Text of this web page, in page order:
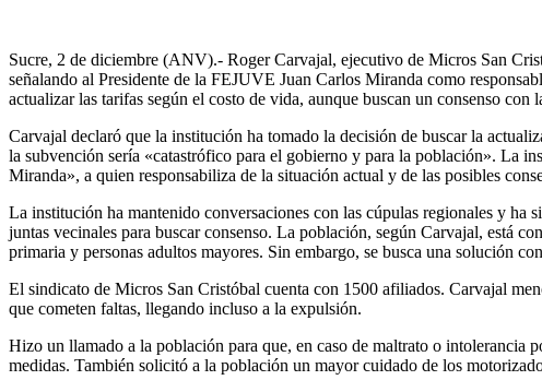
Sucre, 2 de diciembre (ANV).- Roger Carvajal, ejecutivo de Micros San
señalando al Presidente de la FEJUVE Juan Carlos Miranda como
actualizar las tarifas según el costo de vida, aunque buscan un consenso
Carvajal declaró que la institución ha tomado la decisión de buscar la
la subvención sería «catastrófico para el gobierno y para la población». La
Miranda», a quien responsabiliza de la situación actual y de las posibles
La institución ha mantenido conversaciones con las cúpulas regionales y ha
juntas vecinales para buscar consenso. La población, según Carvajal, está
primaria y personas adultos mayores. Sin embargo, se busca una solución
El sindicato de Micros San Cristóbal cuenta con 1500 afiliados. Carvajal
que cometen faltas, llegando incluso a la expulsión.
Hizo un llamado a la población para que, en caso de maltrato o intolerancia
medidas. También solicitó a la población un mayor cuidado de los